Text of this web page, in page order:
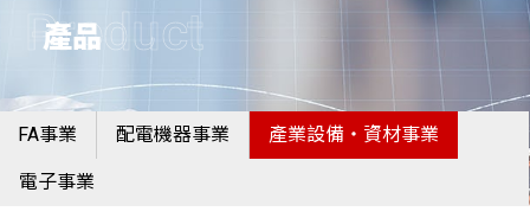
產品
Product
FA事業 配電機器事業 產業設備・資材事業
電子事業